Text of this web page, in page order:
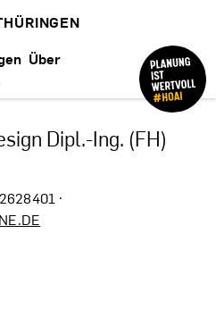
Über
Dipl.-Ing. (FH)
·